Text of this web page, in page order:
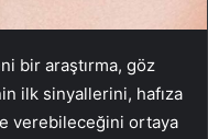
bir araştırma, göz
ilk sinyallerini, hafıza
verebileceğini ortaya